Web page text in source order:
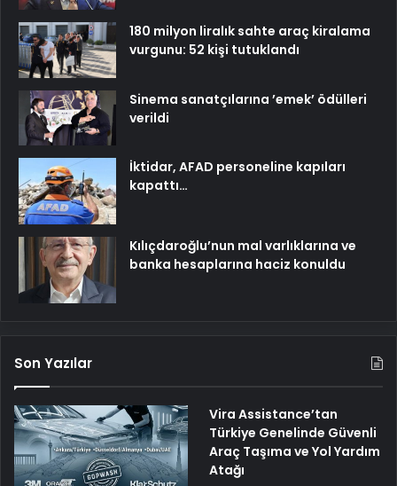
180 milyon liralık sahte araç kiralama
vurgunu: 52 kişi tutuklandı
Sinema sanatçılarına ’emek’ ödülleri
verildi
İktidar, AFAD personeline kapıları
kapattı…
Kılıçdaroğlu’nun mal varlıklarına ve
banka hesaplarına haciz konuldu
Son Yazılar
Vira Assistance’tan
Türkiye Genelinde Güvenli
Araç Taşıma ve Yol Yardım
Atağı